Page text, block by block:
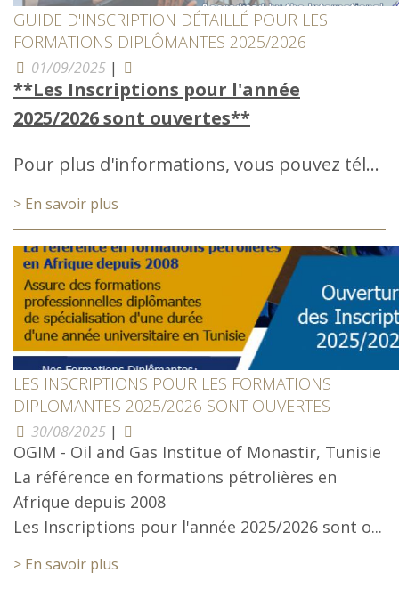
GUIDE D'INSCRIPTION DÉTAILLÉ POUR LES
FORMATIONS DIPLÔMANTES 2025/2026
01/09/2025 |
**Les Inscriptions pour l'année
2025/2026 sont ouvertes**
Pour plus d'informations, vous pouvez tél...
> En savoir plus
LES INSCRIPTIONS POUR LES FORMATIONS
DIPLOMANTES 2025/2026 SONT OUVERTES
30/08/2025 |
OGIM - Oil and Gas Institue of Monastir, Tunisie
La référence en formations pétrolières en
Afrique depuis 2008
Les Inscriptions pour l'année 2025/2026 sont o...
> En savoir plus